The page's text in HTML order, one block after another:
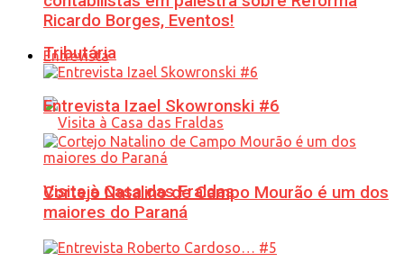
Tributária
Visita à Casa das Fraldas
Ricardo Borges, Eventos!
Entrevista
Entrevista Izael Skowronski #6
Cortejo Natalino de Campo Mourão é um dos
maiores do Paraná